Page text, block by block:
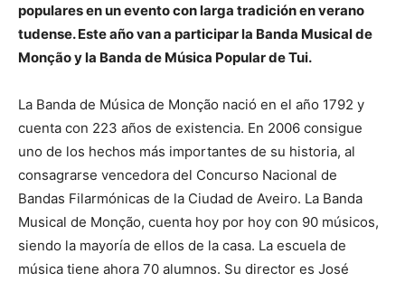
populares en un evento con larga tradición en verano
tudense. Este año van a participar la Banda Musical de
Monção y la Banda de Música Popular de Tui.
La Banda de Música de Monção nació en el año 1792 y
cuenta con 223 años de existencia. En 2006 consigue
uno de los hechos más importantes de su historia, al
consagrarse vencedora del Concurso Nacional de
Bandas Filarmónicas de la Ciudad de Aveiro. La Banda
Musical de Monção, cuenta hoy por hoy con 90 músicos,
siendo la mayoría de ellos de la casa. La escuela de
música tiene ahora 70 alumnos. Su director es José